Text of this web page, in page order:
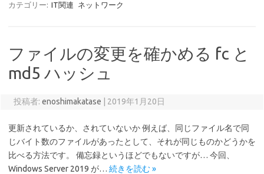
カテゴリー: IT関連 ネットワーク
ファイルの変更を確かめる fc と
md5 ハッシュ
投稿者: enoshimakatase 2019年1月20日
更新されているか、されていないか 例えば、同じファイル名で同
じバイト数のファイルがあったとして、それが同じものかどうかを
比べる方法です。 備忘録というほどでもないですが… 今回、
Windows Server 2019 が… 続きを読む »